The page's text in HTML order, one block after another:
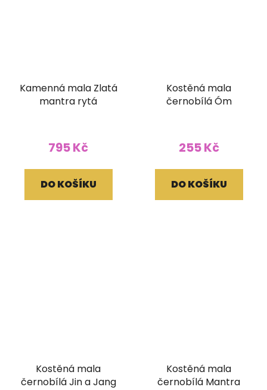
Kamenná mala Zlatá
mantra rytá
795 Kč
DO KOŠÍKU
Kostěná mala
černobílá Óm
255 Kč
DO KOŠÍKU
Kostěná mala
černobílá Jin a Jang
Kostěná mala
černobílá Mantra